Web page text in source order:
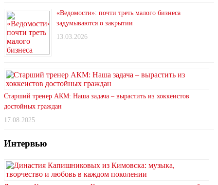
«Ведомости»: почти треть малого бизнеса
задумываются о закрытии
13.03.2026
Старший тренер АКМ: Наша задача – вырастить из хоккеистов
достойных граждан
17.08.2025
Интервью